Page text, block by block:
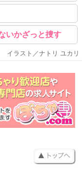
いかざっと捜す
イラスト／ナトリ ユカリ